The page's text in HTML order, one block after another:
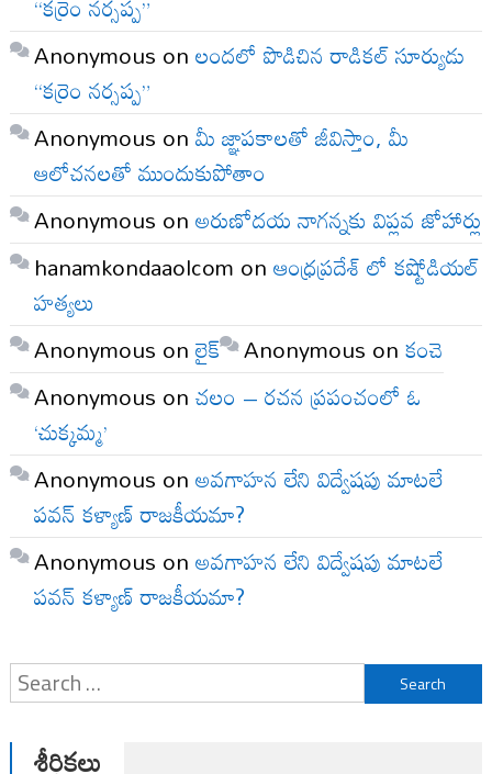
Anonymous onలందలో పొడిచిన రాడికల్ సూర్యుడు
“కర్రెం నర్సప్ప”
Anonymous onమీ జ్ఞాపకాలతో జీవిస్తాం, మీ
ఆలోచనలతో ముందుకుపోతాం
Anonymous onఅరుణోదయ నాగన్నకు విప్లవ జోహార్లు
hanamkondaaolcom onఆంధ్రప్రదేశ్ లో కష్టోడియల్
హత్యలు
Anonymous onలైక్ Anonymous onకంచె
Anonymous onచలం – రచన ప్రపంచంలో ఓ
‘చుక్కమ్మ’
Anonymous onఅవగాహన లేని విద్వేషపు మాటలే
పవన్ కళ్యాణ్ రాజకీయమా?
Anonymous onఅవగాహన లేని విద్వేషపు మాటలే
పవన్ కళ్యాణ్ రాజకీయమా?
Search
for:
శీర్షికలు